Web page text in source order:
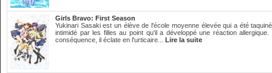
Girls Bravo: First Season
Yukinari Sasaki est un élève de l'école moyenne élevée qui a été
intimidé par les filles au point qu'il a développé une réaction allergique.
conséquence, il éclate en l'urticaire... Lire la suite